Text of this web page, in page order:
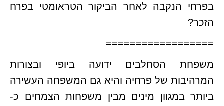
בפרחי הנקבה לאחר הביקור הטראומטי בפרח
הזכר?
==================
משפחת הסחלבים ידועה ביופי ובצורות
המרהיבות של פרחיה והיא גם המשפחה העשירה
ביותר במגוון מינים מבין משפחות הצמחים כ-